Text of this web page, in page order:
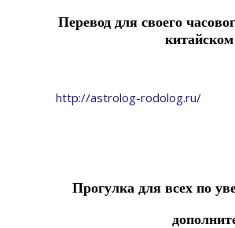
Перевод для своего
китайском
http://astrolog-rodolog.ru/
Прогулка для всех по